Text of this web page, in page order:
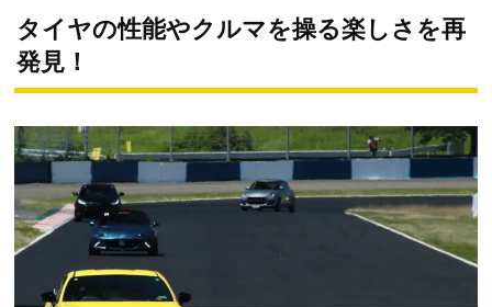
タイヤの性能やクルマを操る楽しさを再
発見！